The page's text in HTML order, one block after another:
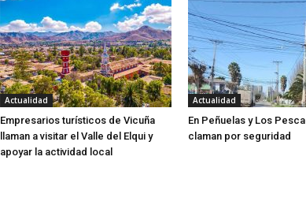
Actualidad
Empresarios turísticos de Vicuña
llaman a visitar el Valle del Elqui y
apoyar la actividad local
Actualidad
En Peñuelas y Los
claman por seguridad